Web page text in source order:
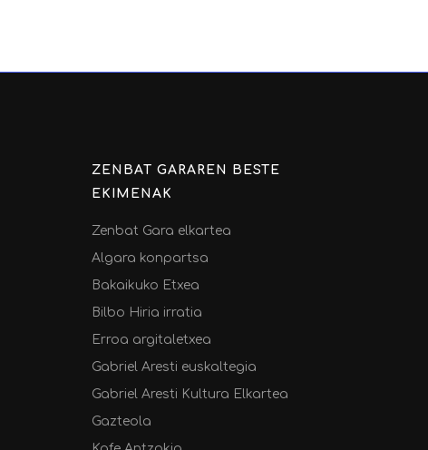
ZENBAT GARAREN BESTE
EKIMENAK
Zenbat Gara elkartea
Algara konpartsa
Bakaikuko Etxea
Bilbo Hiria irratia
Erroa argitaletxea
Gabriel Aresti euskaltegia
Gabriel Aresti Kultura Elkartea
Gazteola